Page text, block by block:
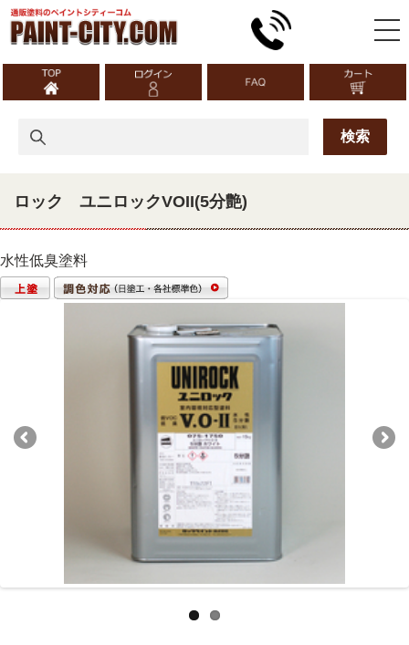
ロック ユニロックVOII(5分艶)
水性低臭塗料